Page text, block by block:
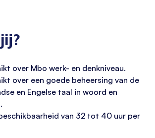
over Mbo werk- en denkniveau.
over een goede beheersing van de
en Engelse taal in woord en
van 32 tot 40 uur per